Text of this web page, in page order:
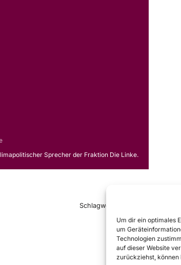
Um dir ein optimales
um
Technologien
auf dieser Website
zurückziehst,
Sprecher der Fraktion Die Linke.
Schlagwörter: